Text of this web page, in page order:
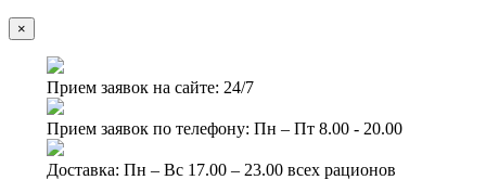
×
Прием заявок на сайте: 24/7
Прием заявок по телефону: Пн – Пт 8.00 - 20.00
Доставка: Пн – Вс 17.00 – 23.00 всех рационов